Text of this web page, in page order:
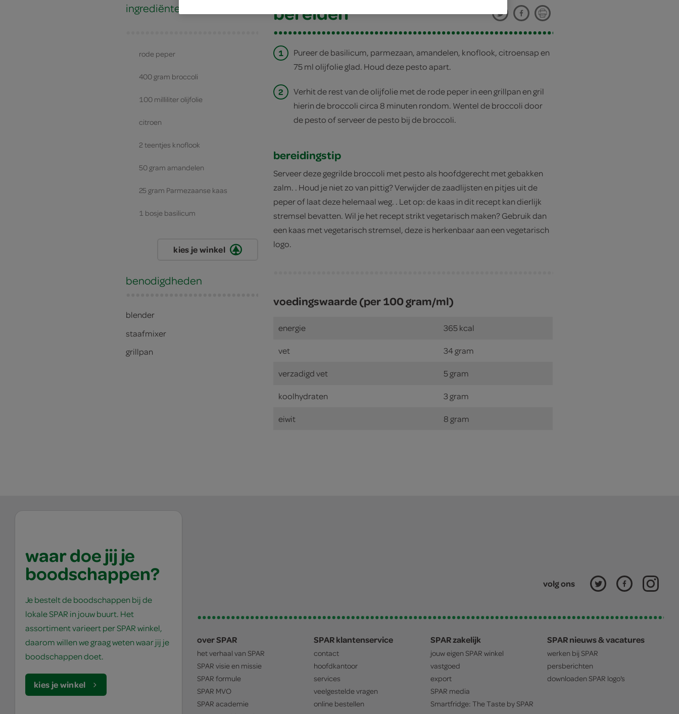
ingrediënten
rode peper
400 gram broccoli
100 milliliter olijfolie
citroen
2 teentjes knoflook
50 gram amandelen
25 gram Parmezaanse kaas
1 bosje basilicum
kies je winkel
benodigdheden
blender
staafmixer
grillpan
bereiden
1
Pureer de basilicum, parmezaan, amandelen, knoflook, citroensap en
75 ml olijfolie glad. Houd deze pesto apart.
2
Verhit de rest van de olijfolie met de rode peper in een grillpan en gril
hierin de broccoli circa 8 minuten rondom. Wentel de broccoli door
de pesto of serveer de pesto bij de broccoli.
bereidingstip
Serveer deze gegrilde broccoli met pesto als hoofdgerecht met gebakken
zalm. . Houd je niet zo van pittig? Verwijder de zaadlijsten en pitjes uit de
peper of laat deze helemaal weg. . Let op: de kaas in dit recept kan dierlijk
stremsel bevatten. Wil je het recept strikt vegetarisch maken? Gebruik dan
een kaas met vegetarisch stremsel, deze is herkenbaar aan een vegetarisch
logo.
voedingswaarde (per 100 gram/ml)
energie 365 kcal
vet 34 gram
verzadigd vet 5 gram
koolhydraten 3 gram
eiwit 8 gram
waar doe jij je
boodschappen?
Je bestelt de boodschappen bij de
lokale SPAR in jouw buurt. Het
assortiment varieert per SPAR winkel,
daarom willen we graag weten waar jij je
boodschappen doet.
kies je winkel
volg ons
over SPAR
het verhaal van SPAR
SPAR visie en missie
SPAR formule
SPAR MVO
SPAR academie
SPAR klantenservice
contact
hoofdkantoor
services
veelgestelde vragen
online bestellen
SPAR zakelijk
jouw eigen SPAR winkel
vastgoed
export
SPAR media
Smartfridge: The Taste bySPAR
SPAR nieuws & vacatures
werken bij SPAR
persberichten
downloaden SPAR logo's